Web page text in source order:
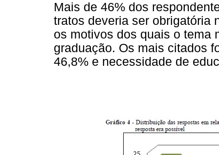
Mais de 46% dos
tratos deveria ser obrigatória
os motivos dos quais o tema
graduação. Os mais citados
46,8% e necessidade de